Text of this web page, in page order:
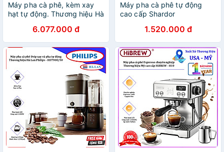
Máy pha cà phê, kèm xay
hạt tự động. Thương hiệu Hà
HD7761/00. Hàng chính
hãng
6.077.000 đ
Máy pha cà phê tự động
cao cấp Shardor
900W, dung tích 1500ml-
Hàng chính hãng
1.520.000 đ